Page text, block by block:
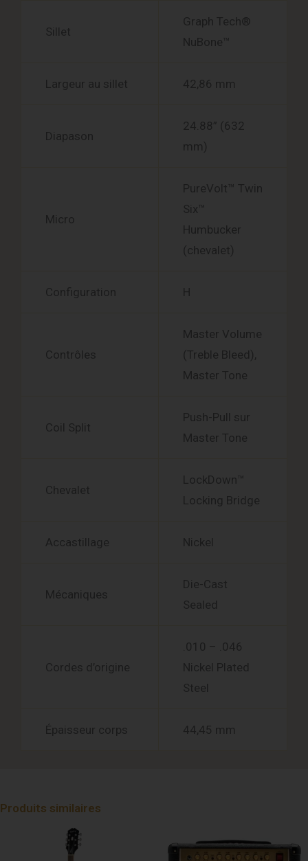
Sillet
Graph Tech®
NuBone™
Largeur au sillet 42,86 mm
Diapason
24.88” (632
mm)
Micro
PureVolt™ Twin
Six™
Humbucker
(chevalet)
Configuration H
Contrôles
Master Volume
(Treble Bleed),
Master Tone
Coil Split
Push-Pull sur
Master Tone
Chevalet
LockDown™
Locking Bridge
Accastillage Nickel
Mécaniques
Die-Cast
Sealed
Cordes d’origine
.010 – .046
Nickel Plated
Steel
Épaisseur corps 44,45 mm
Produits similaires